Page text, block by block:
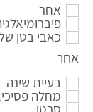
אחר
כאבי בטן
אחר
בעיית שינה
מחלה